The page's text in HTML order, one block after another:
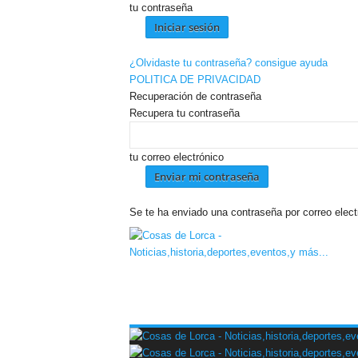
tu contraseña
¿Olvidaste tu contraseña? consigue ayuda
POLITICA DE PRIVACIDAD
Recuperación de contraseña
Recupera tu contraseña
tu correo electrónico
Se te ha enviado una contraseña por correo
S
D